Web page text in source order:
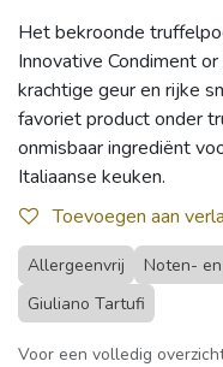
Het bekroonde
Innovative Condiment
krachtige geur en rijke
favoriet product onder
onmisbaar ingrediënt
Italiaanse keuken.
Toevoegen aan
Allergeenvrij Noten-
Giuliano Tartufi
Voor een volledig